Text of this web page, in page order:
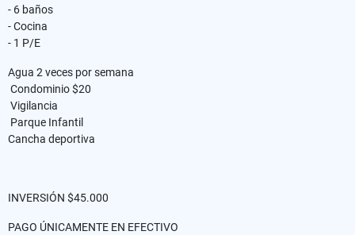
- 6 baños
- Cocina
- 1 P/E
Agua 2 veces por semana
Condominio $20
Vigilancia
Parque Infantil
Cancha deportiva
INVERSIÓN $45.000
PAGO ÚNICAMENTE EN EFECTIVO